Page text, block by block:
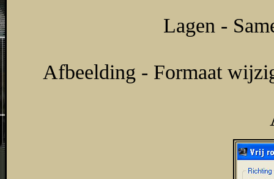
Lagen -
Afbeelding - Formaat